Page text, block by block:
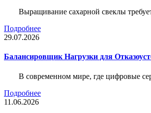
Выращивание сахарной свеклы
Подробнее
29.07.2026
Балансировщик Нагрузки для
В современном мире, где цифровые
Подробнее
11.06.2026